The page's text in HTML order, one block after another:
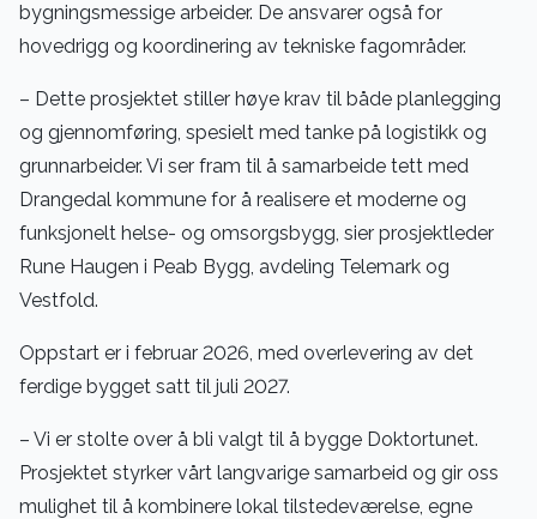
bygningsmessige arbeider. De ansvarer også for
hovedrigg og koordinering av tekniske fagområder.
– Dette prosjektet stiller høye krav til både planlegging
og gjennomføring, spesielt med tanke på logistikk og
grunnarbeider. Vi ser fram til å samarbeide tett med
Drangedal kommune for å realisere et moderne og
funksjonelt helse- og omsorgsbygg, sier prosjektleder
Rune Haugen i Peab Bygg, avdeling Telemark og
Vestfold.
Oppstart er i februar 2026, med overlevering av det
ferdige bygget satt til juli 2027.
– Vi er stolte over å bli valgt til å bygge Doktortunet.
Prosjektet styrker vårt langvarige samarbeid og gir oss
mulighet til å kombinere lokal tilstedeværelse, egne